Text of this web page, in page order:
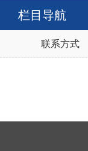
栏目导航
联系方式